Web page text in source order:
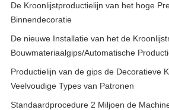
De Kroonlijstproductielijn van het hoge
Binnendecoratie
De nieuwe Installatie van het de
Bouwmateriaalgips/Automatische
Productielijn van de gips de Decoratieve
Veelvoudige Types van Patronen
Standaardprocedure 2 Miljoen de